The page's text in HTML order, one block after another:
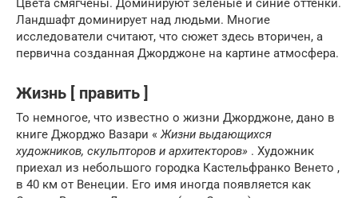
Цвета смягчены. Доминируют зелёные и синие оттенки.
Ландшафт доминирует над людьми. Многие
исследователи считают, что сюжет здесь вторичен, а
первична созданная Джорджоне на картине атмосфера.
Жизнь [ править ]
То немногое, что известно о жизни Джорджоне, дано в
книге Джорджо Вазари «Жизни выдающихся
художников, скульпторов и архитекторов» . Художник
приехал из небольшого городка Кастельфранко Венето ,
в 40 км от Венеции. Его имя иногда появляется как